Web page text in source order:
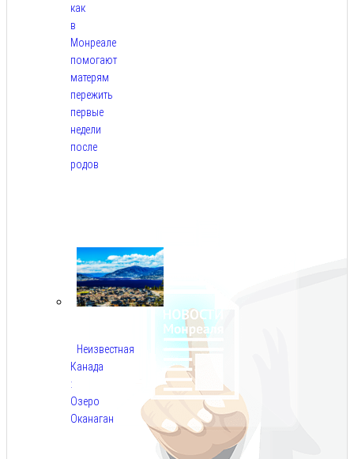
как
в
Монреале
помогают
матерям
пережить
первые
недели
после
родов
Неизвестная
Канада
:
Озеро
Оканаган